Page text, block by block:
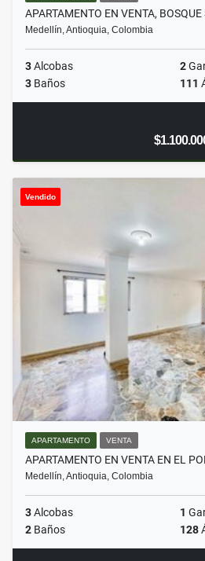
APARTAMENTO EN VENTA,
Medellín, Antioquia, Colombia
3Alcobas 2
3 Baños 111
Vendido
APARTAMENTO VENTA
APARTAMENTO EN VENTA EN EL
Medellín, Antioquia, Colombia
3Alcobas 1
2 Baños 128